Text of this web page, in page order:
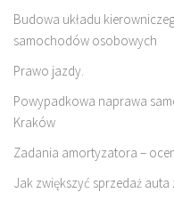
Budowa układu
samochodów osobowych
Prawo jazdy.
Powypadkowa naprawa
Kraków
Zadania amortyzatora –
Jak zwiększyć sprzedaż